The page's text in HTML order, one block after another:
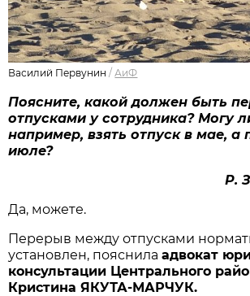
Василий Первунин / АиФ
Поясните, какой должен быть
отпусками у сотрудника? Могу
например, взять отпуск в мае, а
июле?
Р.
Да, можете.
Перерыв между отпусками
установлен, пояснилаадвокат
консультации Центрального
Кристина ЯКУТА-МАРЧУК.